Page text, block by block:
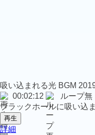
吸い込まれる光 BGM
00:02:12
ループ無
ブラックホールに吸い込
再生
詳細